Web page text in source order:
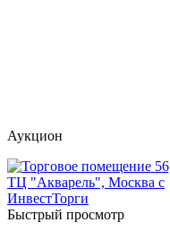
Аукцион
Быстрый просмотр